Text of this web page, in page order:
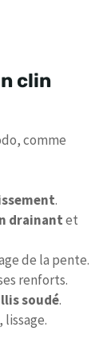
clin
comme
.
drainantet
de la pente.
renforts.
soudé.